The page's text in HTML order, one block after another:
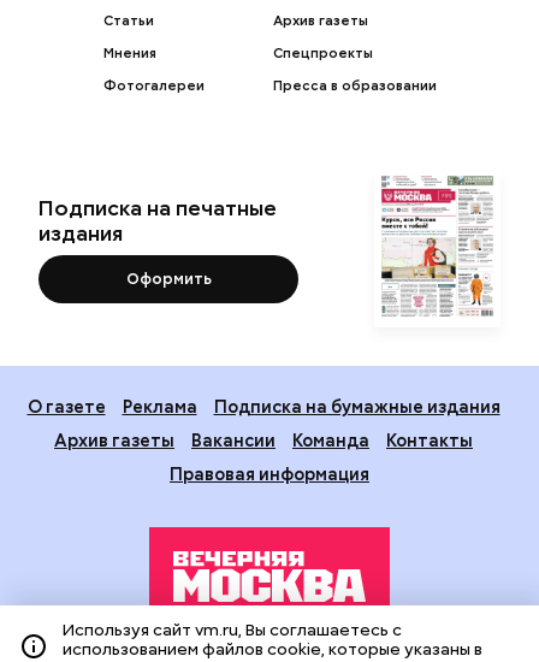
Статьи
Мнения
Фотогалереи
Архив газеты
Спецпроекты
Пресса в образовании
Подписка на печатные
издания
Оформить
О газете Реклама
Подписка на бумажные издания
Архив газеты
Вакансии Команда
Контакты
Правовая информация
Используя сайт vm.ru, Вы соглашаетесь с
использованием файлов cookie, которые указаны в